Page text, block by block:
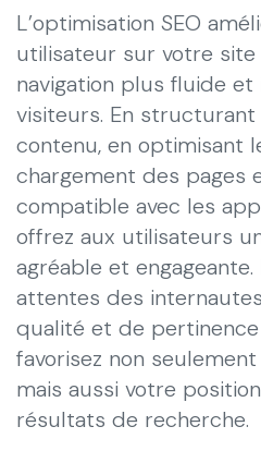
L’optimisation SEO
utilisateur sur votre
navigation plus fluide
visiteurs. En
contenu, en optimisant
chargement des pages
compatible avec les
offrez aux utilisateurs
agréable et
attentes des
qualité et de
favorisez non
mais aussi votre
résultats de recherche.